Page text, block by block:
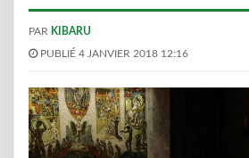
PAR KIBARU
PUBLIÉ 4 JANVIER 2018 12:16